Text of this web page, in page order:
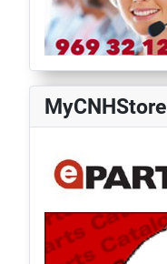
MyCNHStore